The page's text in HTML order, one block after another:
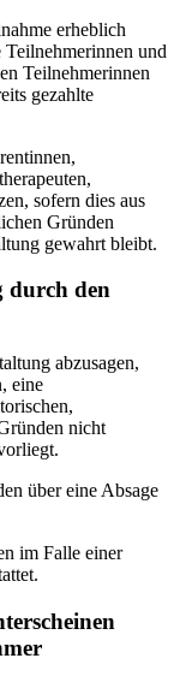
erheblich
und
Teilnehmerinnen
gezahlte
sofern dies aus
Gründen
gewahrt bleibt.
durch den
abzusagen,
eine
nicht
über eine Absage
im Falle einer